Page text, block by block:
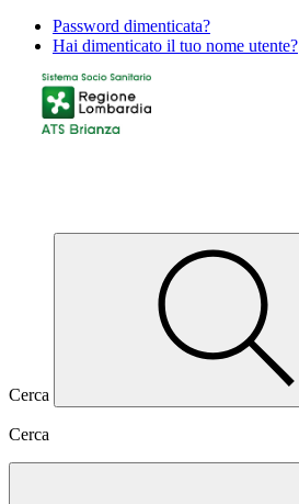
Password dimenticata?
Hai dimenticato il tuo nome utente?
Cerca
Cerca